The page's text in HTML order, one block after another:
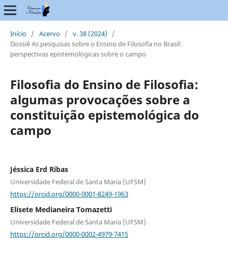
Início / Acervo / v. 38 (2024)
/
Dossiê As pesquisas sobre o Ensino de Filosofia no Brasil:
perspectivas epistemológicas sobre o campo
Filosofia do Ensino de Filosofia:
algumas provocações sobre a
constituição epistemológica do
campo
Jéssica Erd Ribas
Universidade Federal de Santa Maria (UFSM)
https://orcid.org/0000-0001-8249-1963
Elisete Medianeira Tomazetti
Universidade Federal de Santa Maria (UFSM)
https://orcid.org/0000-0002-4979-7415